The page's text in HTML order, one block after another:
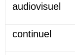
audiovisuel
continuel